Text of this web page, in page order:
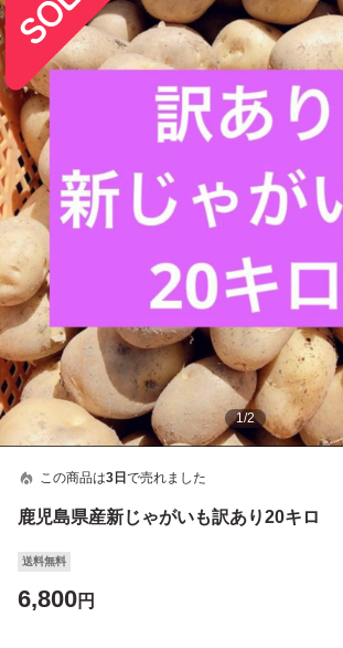
1/2
この商品は3日 で売れました
鹿児島県産新じゃがいも訳あり20キロ
送料無料
6,800円